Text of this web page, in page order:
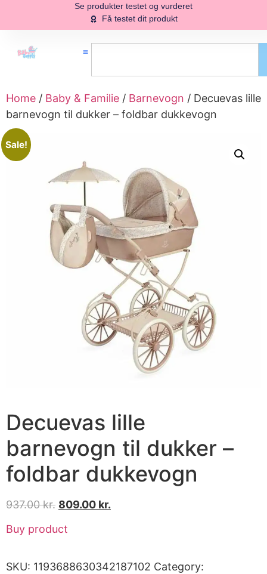
Se produkter testet og vurderet
Få testet dit produkt
Home / Baby & Familie / Barnevogn / Decuevas lille
barnevogn til dukker – foldbar dukkevogn
Sale!
Decuevas lille
barnevogn til dukker –
foldbar dukkevogn
937.00kr. 809.00 kr.
Buy product
SKU: 1193688630342187102 Category: